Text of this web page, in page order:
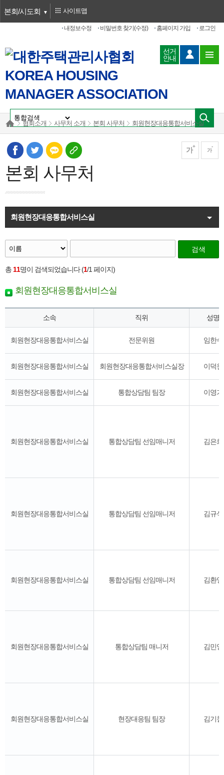
본회/시도회
로그인
홈페이지 가입
비밀번호 찾기(수정)
내정보수정
사이트맵
선거
안내
협회소개 사무처 소개 본회 사무처 회원현장대응통합서비스실
가 가
본회 사무처
회원현장대응통합서비스실
검색
총11명이 검색되었습니다 (1/1 페이지)
회원현장대응통합서비스실
소속 직위 성명
회원현장대응통합서비스실 전문위원 임한수
회원현장대응통합서비스실 회원현장대응통합서비스실장 이덕원
회원현장대응통합서비스실 통합상담팀 팀장 이영기
회원현장대응통합서비스실 통합상담팀 선임매니저 김은희
회원현장대응통합서비스실 통합상담팀 선임매니저 김규식
회원현장대응통합서비스실 통합상담팀 선임매니저 김환영
회원현장대응통합서비스실 통합상담팀 매니저 김민영
회원현장대응통합서비스실 현장대응팀 팀장 김기철